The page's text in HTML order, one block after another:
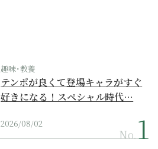
趣味･教養
テンポが良くて登場キャラがすぐ
好きになる！スペシャル時代…
2026/08/02
No.